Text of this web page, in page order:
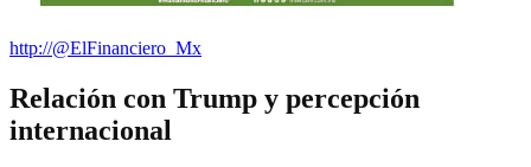
http://@ElFinanciero_Mx
Relación con Trump y percepción
internacional